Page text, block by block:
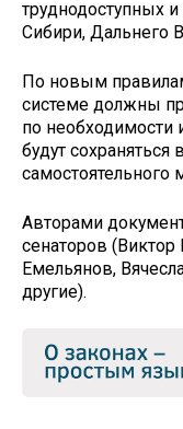
труднодоступных
Сибири, Дальнего
По новым
системе должны
по
будут
самостоятельного
Авторами
сенаторов
Емельянов,
другие).